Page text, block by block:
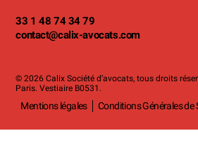
33 1 48 74 34 79
contact@calix-avocats.com
© 2026 Calix Société d’avocats, tous droits
Paris. Vestiaire B0531.
Mentions légales Conditions Générales de